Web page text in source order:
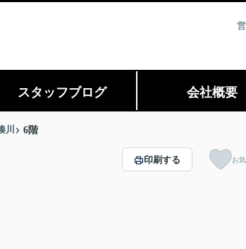
スタッフブログ 会社概要
川 6階
印刷する お